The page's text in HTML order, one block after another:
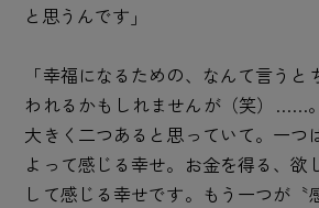
と思うんです」
「幸福になるための、なんて言う
われるかもしれませんが（笑）……
大きく二つあると思っていて。一つ
よって感じる幸せ。お金を得る、欲
して感じる幸せです。もう一つが〝